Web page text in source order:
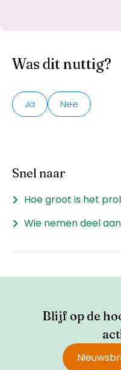
Was dit nuttig?
Ja Nee
Snel naar
Hoe groot is het
Wie nemen deel
Blijf op de